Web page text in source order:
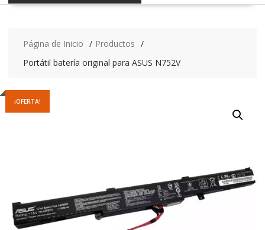
Página de Inicio
Productos
Portátil batería original para ASUS N752V
¡OFERTA!